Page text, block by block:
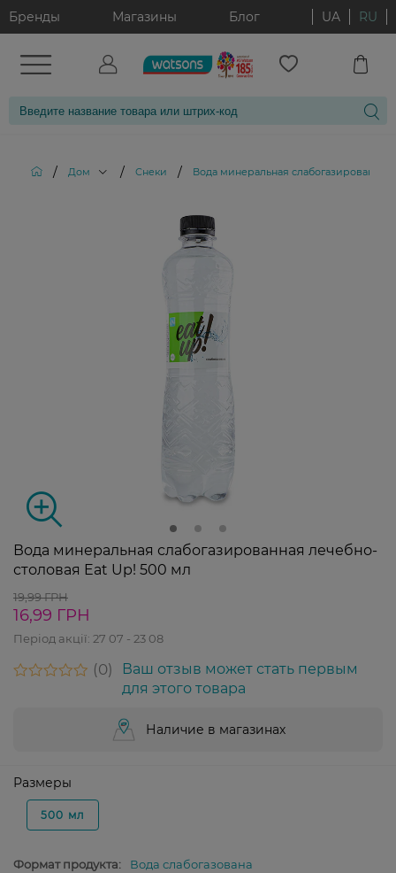
Бренды Магазины Блог UA RU
/ Дом / Снеки / Вода минеральная
Вода минеральная слабогазированная лечебно-
столовая Eat Up! 500 мл
19,99 ГРН
16,99 ГРН
Період акції: 27 07 - 23 08
0
Ваш отзыв может стать первым
для этого товара
Наличие в магазинах
Размеры
500 мл
Формат продукта:
Вода слабогазована